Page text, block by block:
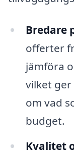
Bredare
offerter
jämföra
vilket
om vad
budget.
Kvalitet